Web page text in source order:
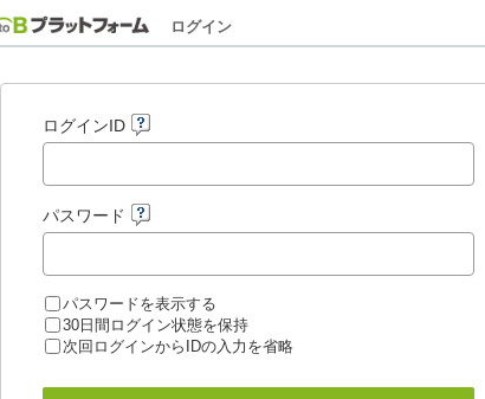
ログイン
ログインID
パスワード
パスワードを表示する
30日間ログイン状態を保持
次回ログインからIDの入力を省略